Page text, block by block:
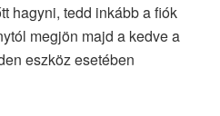
hagyni, tedd inkább a fiók
megjön majd a kedve a
eszköz esetében